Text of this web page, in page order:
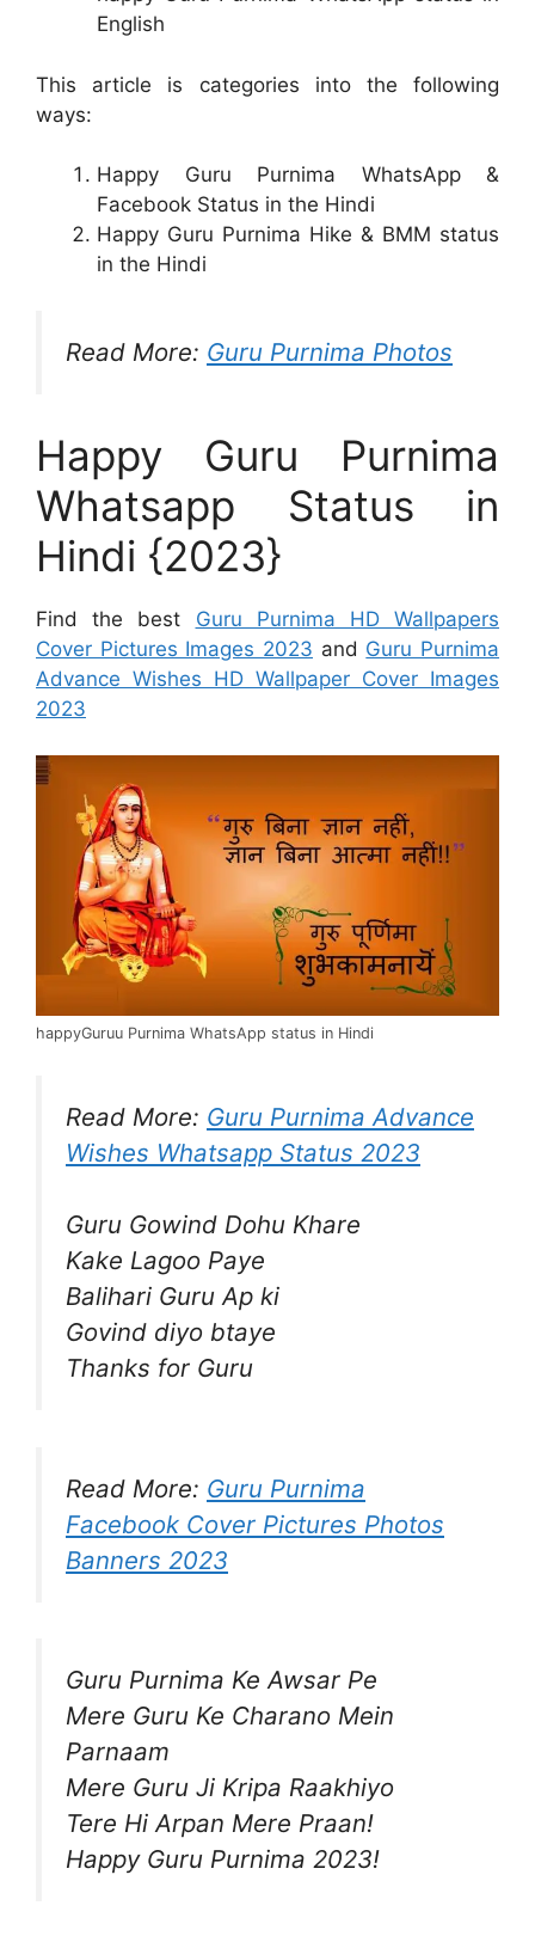
English
This article is categories into the following
ways:
Happy Guru Purnima WhatsApp &
Facebook Status in the Hindi
Happy Guru Purnima Hike & BMM status
in the Hindi
Read More: Guru Purnima Photos
Happy Guru Purnima
Whatsapp Status in
Hindi {2023}
Find the best Guru Purnima HD Wallpapers
Cover Pictures Images 2023 and Guru Purnima
Advance Wishes HD Wallpaper Cover Images
2023
happyGuruu Purnima WhatsApp status in Hindi
Read More: Guru Purnima Advance
Wishes Whatsapp Status 2023
Guru Gowind Dohu Khare
Kake Lagoo Paye
Balihari Guru Ap ki
Govind diyo btaye
Thanks for Guru
Read More: Guru Purnima
Facebook Cover Pictures Photos
Banners 2023
Guru Purnima Ke Awsar Pe
Mere Guru Ke Charano Mein
Parnaam
Mere Guru Ji Kripa Raakhiyo
Tere Hi Arpan Mere Praan!
Happy Guru Purnima 2023!